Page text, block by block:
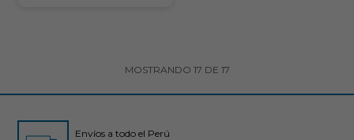
MOSTRANDO 17 DE 17
Envíos a todo el Perú